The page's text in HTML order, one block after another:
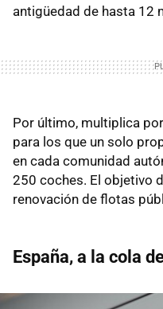
antigüedad de hasta 12
Por último, multiplica
para los que un solo
en cada comunidad
250 coches. El objetivo
renovación de flotas
España, a la cola